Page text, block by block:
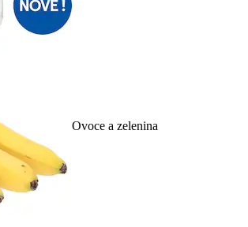
Ovoce a zelenina